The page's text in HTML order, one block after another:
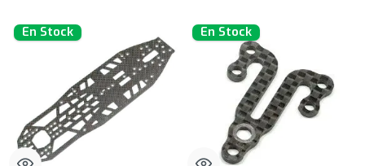
En Stock En Stock